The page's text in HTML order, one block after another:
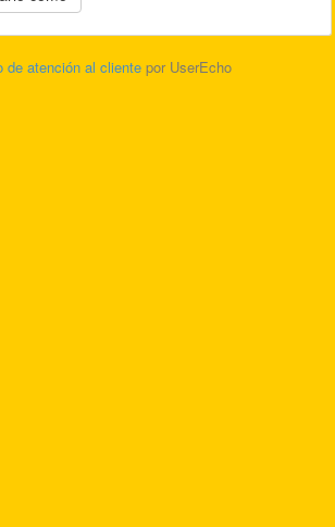
de atención al cliente por UserEcho